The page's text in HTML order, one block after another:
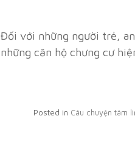
Đối với những người trẻ,
những căn hộ chưng cư
Posted in Câu chuyện tâm